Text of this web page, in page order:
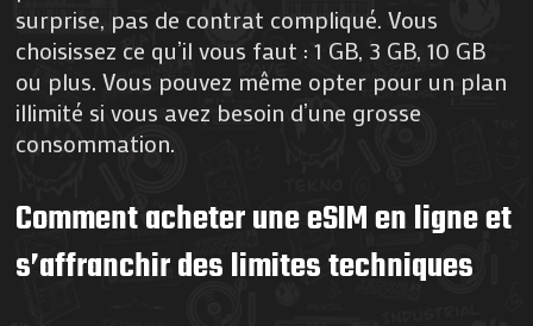
surprise, pas de contrat compliqué. Vous
choisissez ce qu’il vous faut : 1 GB, 3 GB, 10 GB
ou plus. Vous pouvez même opter pour un plan
illimité si vous avez besoin d’une grosse
consommation.
Comment acheter une eSIM en ligne et
s’affranchir des limites techniques